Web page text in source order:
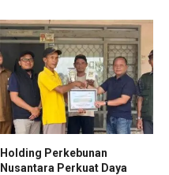
Holding Perkebunan
Nusantara Perkuat Daya